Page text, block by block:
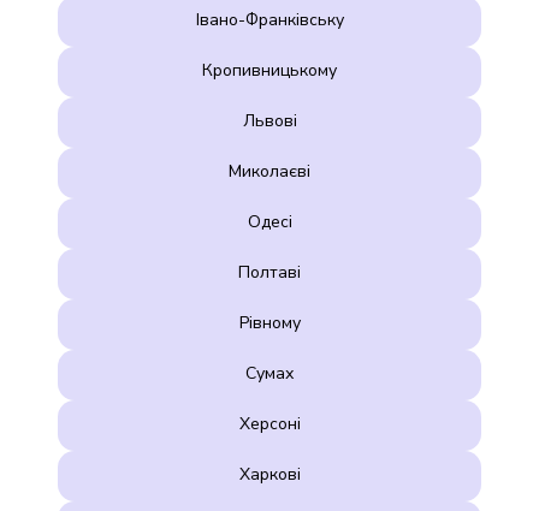
Івано-Франківську
Кропивницькому
Львові
Миколаєві
Одесі
Полтаві
Рівному
Сумах
Херсоні
Харкові